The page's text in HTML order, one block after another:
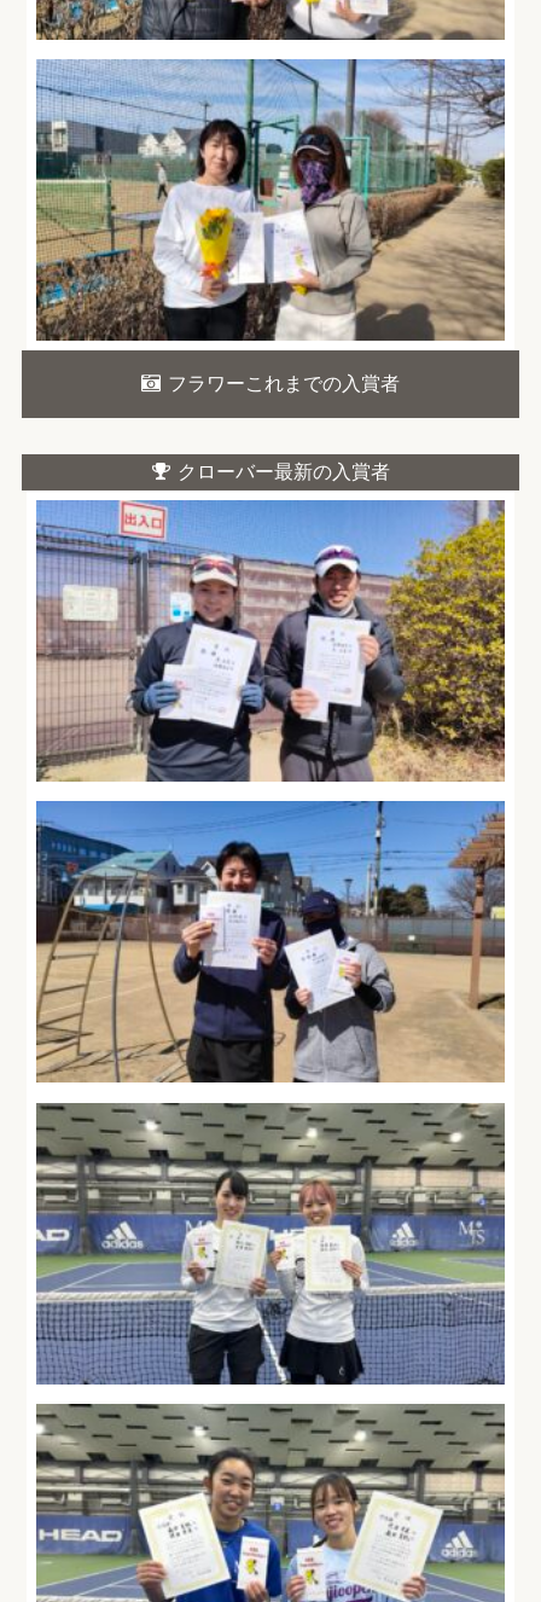
フラワーこれまでの入賞者
クローバー最新の入賞者